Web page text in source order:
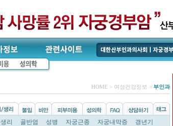
HOME > 여성건강정보 > 부인과
생리 골반염 성병 자궁근종 자궁내막증
갱년기